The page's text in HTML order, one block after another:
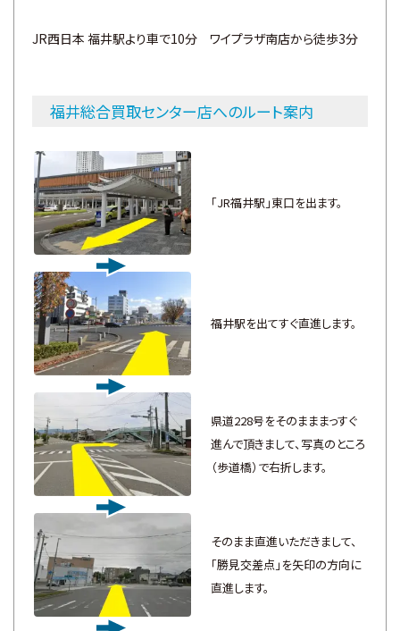
JR西日本 福井駅より車で10分 ワイプラザ南店から徒歩3分
福井総合買取センター店へのルート案内
「JR福井駅」東口を出ます。
福井駅を出てすぐ直進します。
県道228号をそのまままっすぐ
進んで頂きまして、写真のところ
（歩道橋）で右折します。
そのまま直進いただきまして、
「勝見交差点」を矢印の方向に
直進します。